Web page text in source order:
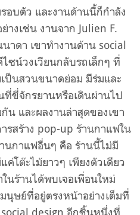
อบตัว และงานด้านนี้ก็กำลัง
งเช่น งานจาก Julien F.
าดา เขาทำงานด้าน social
ซน์วงเวียนกลับรถเล็กๆ ที่
ป็นสวนขนาดย่อม มีร่มและ
ขี่จักรยานหรือเดินผ่านไป
น และผลงานล่าสุดของเขา
รสร้าง pop-up ร้านกาแฟใน
นกาแฟอื่นๆ คือ ร้านนี้ไม่มี
ต๊ะไม้ยาวๆ เพียงตัวเดียว
นร้านได้พบเจอเพื่อนใหม่
นุษย์ที่อยู่ตรงหน้าอย่างเต็มที่
design อีกชิ้นหนึ่งที่